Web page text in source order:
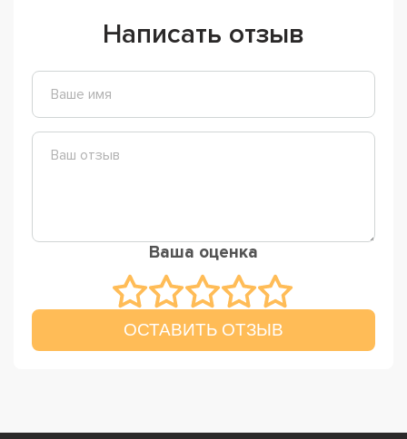
Написать отзыв
Ваша оценка
ОСТАВИТЬ ОТЗЫВ